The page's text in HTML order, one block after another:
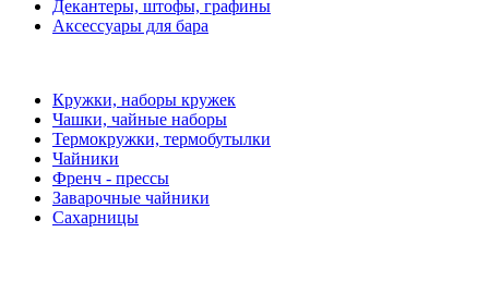
Декантеры, штофы, графины
Аксессуары для бара
Кружки, наборы кружек
Чашки, чайные наборы
Термокружки, термобутылки
Чайники
Френч - прессы
Заварочные чайники
Сахарницы